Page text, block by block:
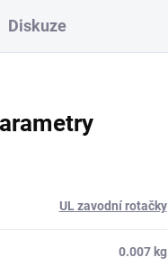
Diskuze
UL zavodní rotačky
0.007 kg